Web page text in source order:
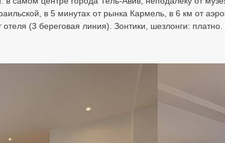
в 5 минутах от рынка Кармель, в 6 км от
(3 береговая линия). Зонтики, шезлонги: